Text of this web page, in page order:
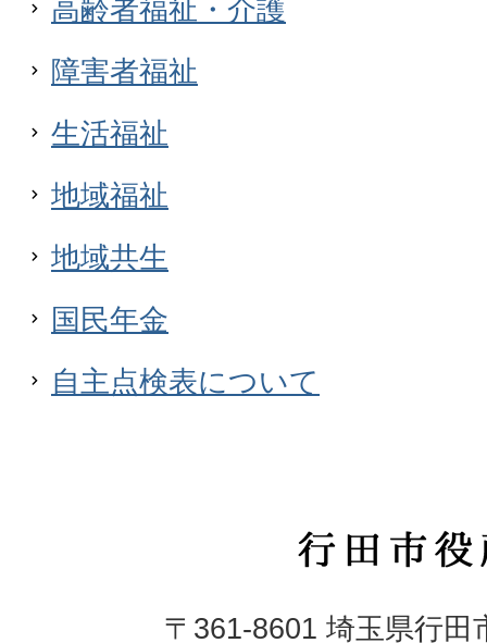
高齢者福祉・介護
障害者福祉
生活福祉
地域福祉
地域共生
国民年金
自主点検表について
行
〒361-8601 埼玉県行田